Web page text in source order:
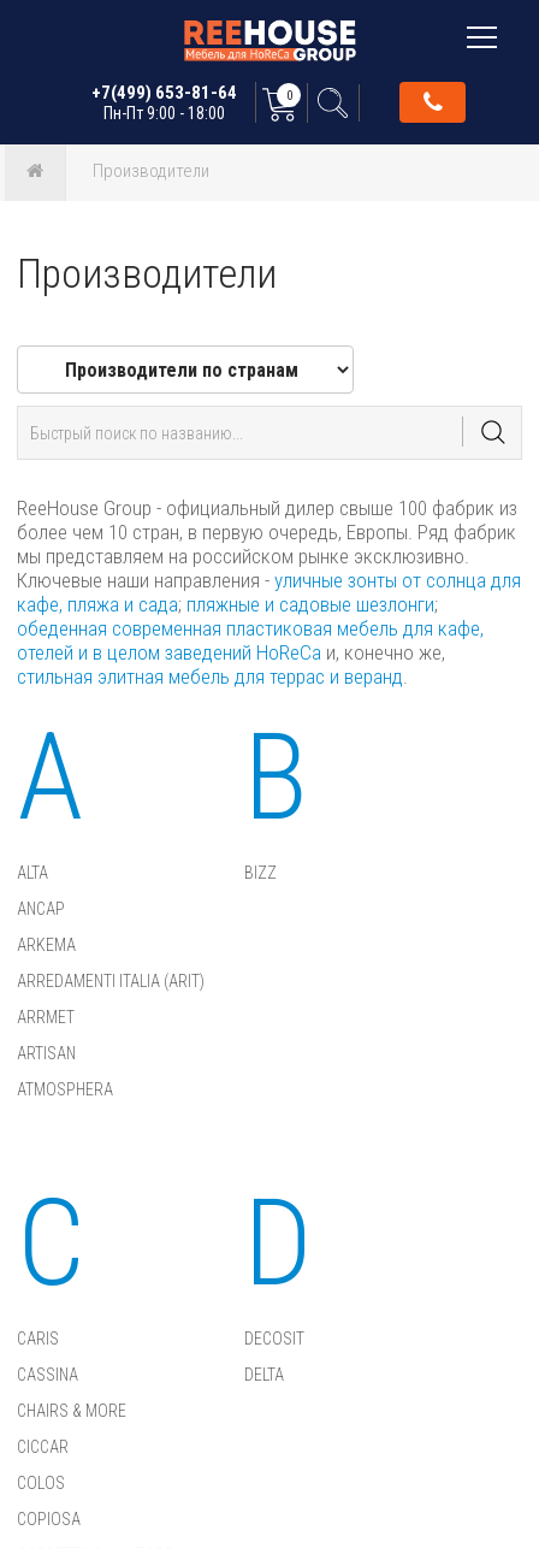
+7(499) 653-81-64
Пн-Пт 9:00 - 18:00
0
Производители
Производители
ReeHouse Group - официальный дилер свыше 100 фабрик из
более чем 10 стран, в первую очередь, Европы. Ряд фабрик
мы представляем на российском рынке эксклюзивно.
Ключевые наши направления -уличные зонты от солнца для
кафе, пляжа и сада; пляжные и садовые шезлонги;
обеденная современная пластиковая мебель для кафе,
отелей и в целом заведений HoReCa и, конечно же,
стильная элитная мебель для террас и веранд.
A
ALTA
ANCAP
ARKEMA
ARREDAMENTI ITALIA (ARIT)
ARRMET
ARTISAN
ATMOSPHERA
B
BIZZ
C
CARIS
CASSINA
CHAIRS & MORE
CICCAR
COLOS
COPIOSA
D
DECOSIT
DELTA